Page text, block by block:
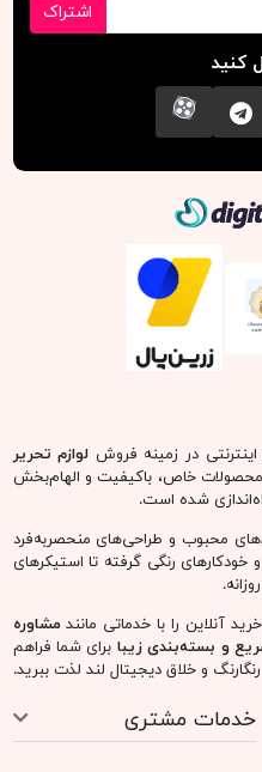
اشتراک
کنید
کانال تلگرام
آپارات
در زمینه فروش لوازم تحریر
خاص، باکیفیت و الهام‌بخش
شده است.
محبوب و طراحی‌های منحصربه‌فرد
رنگی گرفته تا استیکرهای
آنلاین را با خدماتی مانندمشاوره
و بسته‌بندی زیبا برای شما فراهم
و خلاق دیجیتال لند لذت ببرید.
خدمات مشتری